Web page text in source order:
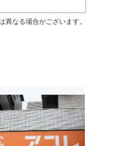
なる場合がございます。